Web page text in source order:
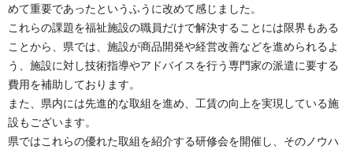
めて重要であったというふうに改めて感じました。
これらの課題を福祉施設の職員だけで解決することには限界もある
ことから、県では、施設が商品開発や経営改善などを進められるよ
う、施設に対し技術指導やアドバイスを行う専門家の派遣に要する
費用を補助しております。
また、県内には先進的な取組を進め、工賃の向上を実現している施
設もございます。
県ではこれらの優れた取組を紹介する研修会を開催し、そのノウハ